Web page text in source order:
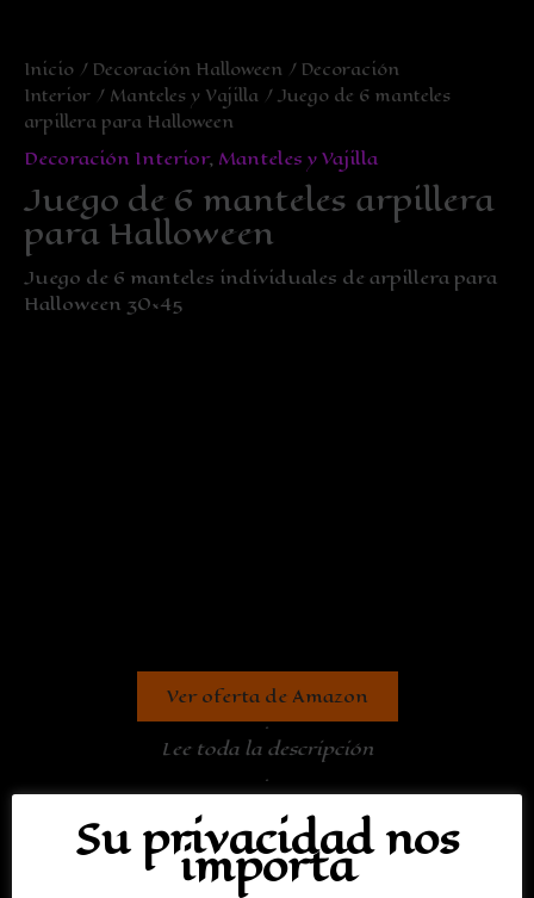
Inicio / Decoración Halloween / Decoración
Interior / Manteles y Vajilla / Juego de 6 manteles
arpillera para Halloween
Decoración Interior, Manteles y Vajilla
Juego de 6 manteles arpillera
para Halloween
Juego de 6 manteles individuales de arpillera para
Halloween 30×45
Ver oferta de Amazon
.
Lee toda la descripción
.
Categorías:Decoración Interior Manteles y Vajilla
Su privacidad nos
importa